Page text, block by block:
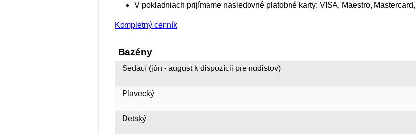
V pokladniach prijímame nasledovné platobné karty: VISA, Maestro, Mastercard,
Kompletný cenník
Bazény
Sedací (jún - august k dispozícii pre nudistov)
Plavecký
Detský